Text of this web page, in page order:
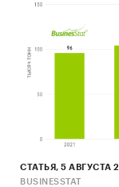
поправкой
Категории:
Кухонная
СТАТЬЯ, 5 АВГУСТА
BUSINESSTAT